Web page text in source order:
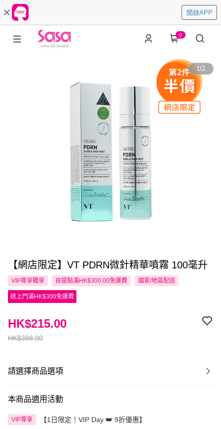
開啟APP
0
1/2
【網店限定】VT PDRN微針精華噴霧 100毫升
VIP尊享獨享 自提點滿HK$300.00免運費 國家/地區配送
送上門滿HK$300免運費
HK$398.00
HK$215.00
請選擇商品選項
本商品適用活動
VIP尊享 【1日限定！VIP Day 👑 9折優惠】